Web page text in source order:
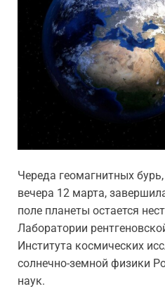
Череда геомагнитных
вечера 12 марта,
поле планеты остается
Лаборатории
Института космических
солнечно-земной физики
наук.